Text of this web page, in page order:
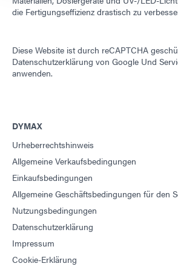
die Fertigungseffizienz drastisch zu
Diese Website ist durch reCAPTCHA
Datenschutzerklärung von Google Und
anwenden.
DYMAX
Urheberrechtshinweis
Allgemeine Verkaufsbedingungen
Einkaufsbedingungen
Allgemeine Geschäftsbedingungen für den
Nutzungsbedingungen
Datenschutzerklärung
Impressum
Cookie-Erklärung